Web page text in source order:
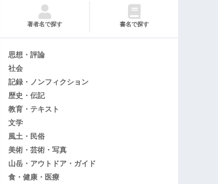
著者名で探す 書名で探す
思想・評論
社会
記録・ノンフィクション
歴史・伝記
教育・テキスト
文学
風土・民俗
美術・芸術・写真
山岳・アウトドア・ガイド
食・健康・医療